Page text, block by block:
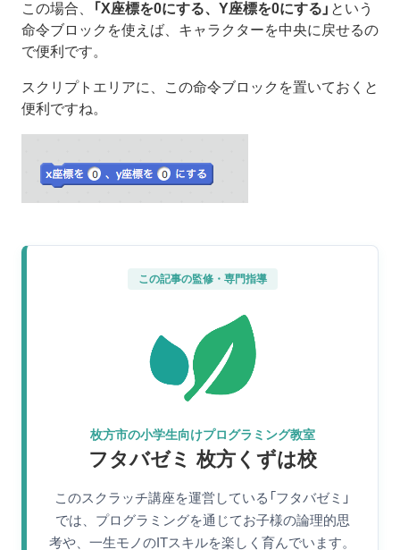
この場合、 「X座標を0にする、Y座標を0にする」 という
命令ブロックを使えば、キャラクターを中央に戻せるの
で便利です。
スクリプトエリアに、この命令ブロックを置いておくと
便利ですね。
この記事の監修・専門指導
枚方市の小学生向けプログラミング教室
フタバゼミ 枚方くずは校
このスクラッチ講座を運営している「フタバゼミ」
では、プログラミングを通じてお子様の論理的思
考や、一生モノのITスキルを楽しく育んでいます。